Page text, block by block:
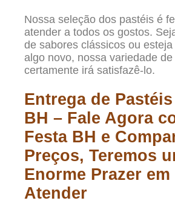
Nossa seleção dos pastéis é
atender a todos os gostos.
de sabores clássicos ou
algo novo, nossa variedade
certamente irá satisfazê-lo.
Entrega de
BH – Fale Agora
Festa BH e
Preços, Teremos
Enorme Prazer em
Atender